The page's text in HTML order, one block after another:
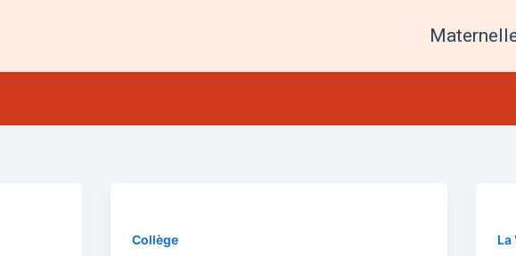
Collège La